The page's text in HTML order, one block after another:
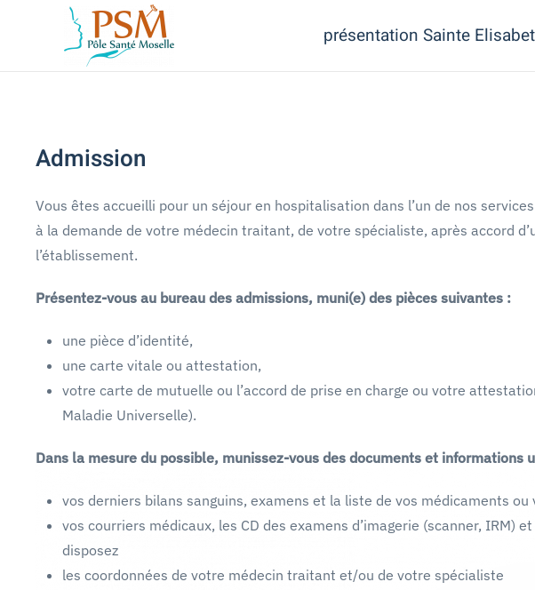
Skip
présentation Sainte
Admission
Vous êtes accueilli pour un séjour en hospitalisation dans l’un de nos
à la demande de votre médecin traitant, de votre spécialiste, après accord
l’établissement.
Présentez-vous au bureau des admissions, muni(e) des pièces suivantes :
une pièce d’identité,
une carte vitale ou attestation,
votre carte de mutuelle ou l’accord de prise en charge ou votre
Maladie Universelle).
Dans la mesure du possible, munissez-vous des documents et informations
vos derniers bilans sanguins, examens et la liste de vos médicaments ou
vos courriers médicaux, les CD des examens d’imagerie (scanner, IRM)
disposez
les coordonnées de votre médecin traitant et/ou de votre spécialiste